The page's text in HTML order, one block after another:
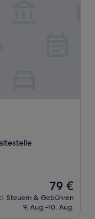
Der
Preis
beträgt
79 €
Steuern & Gebühren
9. Aug.–10. Aug.